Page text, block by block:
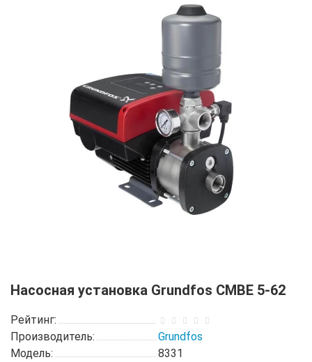
Насосная установка Grundfos CMBE 5-62
Рейтинг:
Производитель:
Grundfos
Модель:
8331